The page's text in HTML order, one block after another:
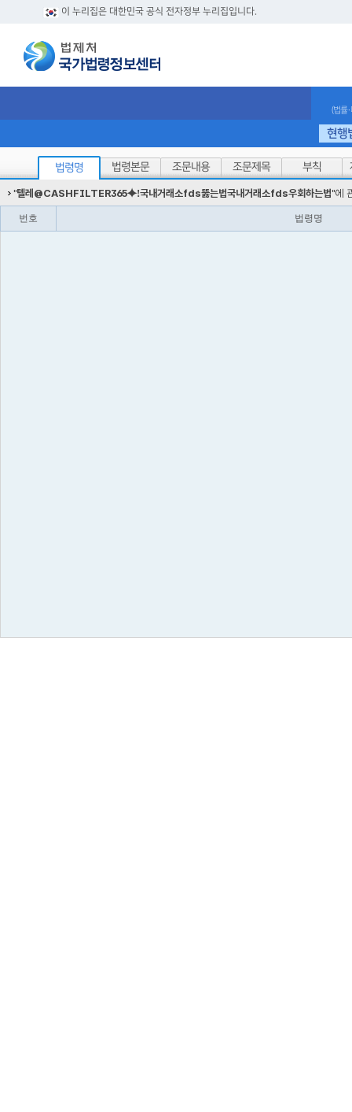
이 누리집은 대한민국 공식 전자정부 누리집입니다.
(법률
현행
법령명 법령본문 조문내용 조문제목 부칙
"텔레@CASHFILTER365⯌ǃ국내거래소fds뚫는법국내거래소fds우회하는법"에
번호 법령명